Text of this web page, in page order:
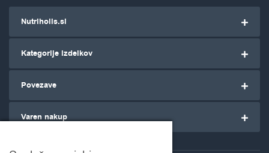
Nutriholis.si
Kategorije izdelkov
Povezave
Varen nakup